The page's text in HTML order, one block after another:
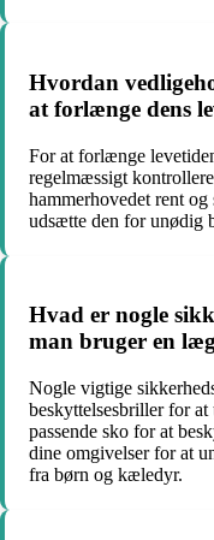
Hvordan
at forlænge dens
For at forlænge
regelmæssigt
hammerhovedet rent
udsætte den for unødig
Hvad er nogle
man bruger en
Nogle vigtige
beskyttelsesbriller for at
passende sko for at
dine omgivelser for at
fra børn og kæledyr.